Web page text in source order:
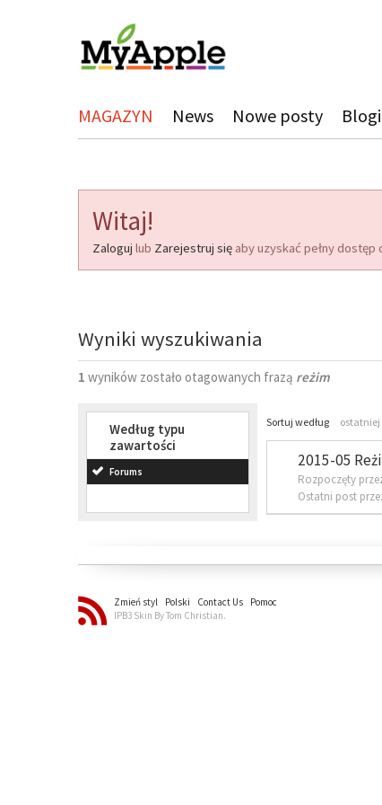
MAGAZYN News Nowe posty Blogi
Witaj!
Zaloguj lub Zarejestruj się aby uzyskać pełny dostęp
Wyniki wyszukiwania
1 wyników zostało otagowanych frazą reżim
Według typu
zawartości
Forums
Sortuj według
2015-05
Rozpoczęty
Ostatni post
Zmień styl Polski Contact Us
Pomoc
IPB3 Skin By Tom Christian.